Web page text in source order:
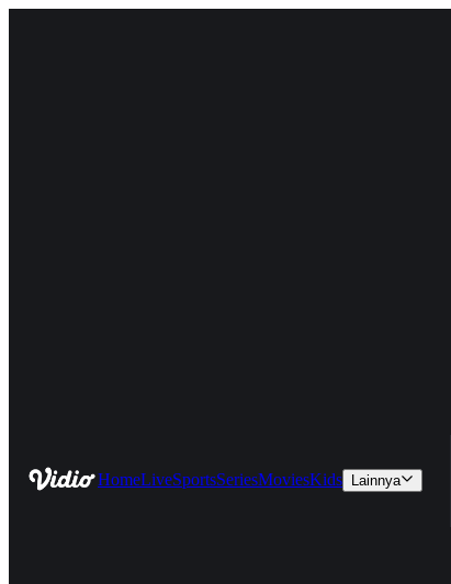
HomeLiveSportsSeriesMoviesKids Lainnya